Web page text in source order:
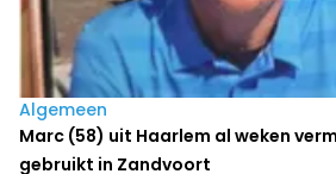
Algemeen
Marc (58) uit Haarlem al weken
gebruikt in Zandvoort